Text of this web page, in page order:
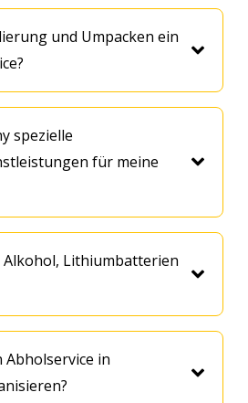
und Umpacken ein
spezielle
für meine
Alkohol, Lithiumbatterien
Abholservice in